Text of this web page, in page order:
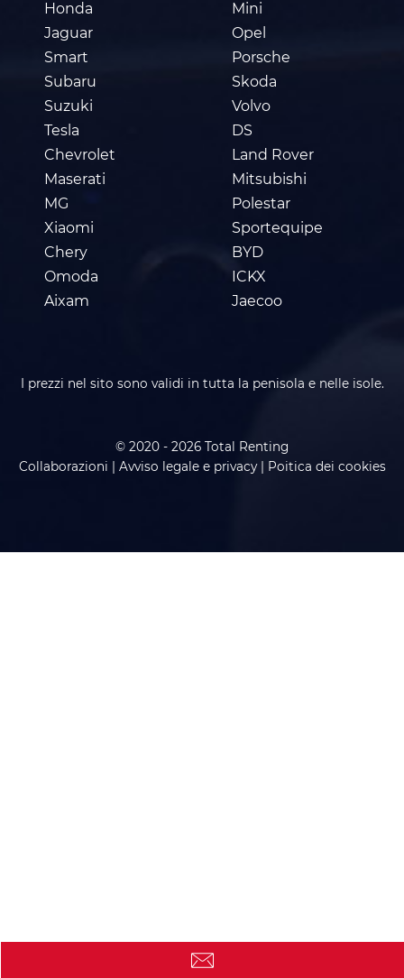
Honda
Jaguar
Smart
Subaru
Suzuki
Tesla
Chevrolet
Maserati
MG
Xiaomi
Chery
Omoda
Aixam
Mini
Opel
Porsche
Skoda
Volvo
DS
Land Rover
Mitsubishi
Polestar
Sportequipe
BYD
ICKX
Jaecoo
I prezzi nel sito sono validi in tutta la penisola e nelle isole.
© 2020 - 2026 Total Renting
Collaborazioni
Avviso legale e privacy| Poitica dei cookies